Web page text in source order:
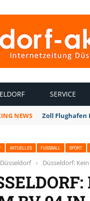
SERVICE
NEWS Zoll
AKTUELLES FUSSBALL SPORT
Düsseldorf › Düsseldorf: